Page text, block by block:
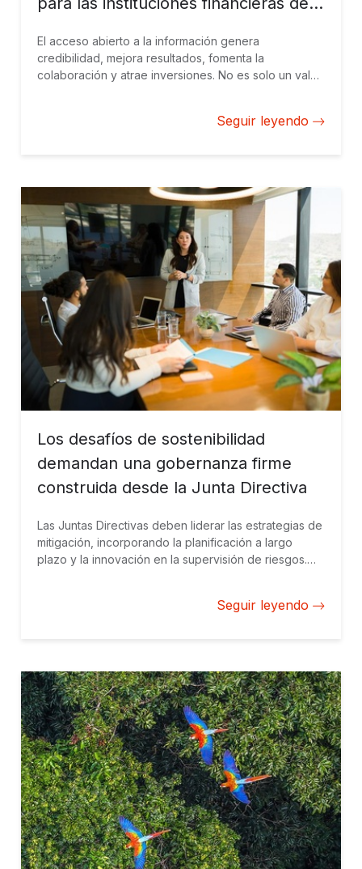
El acceso abierto a la información genera
credibilidad, mejora resultados, fomenta la
colaboración y atrae inversiones. No es solo un valor,
Seguir leyendo
Los desafíos de sostenibilidad
demandan una gobernanza firme
construida desde la Junta Directiva
Las Juntas Directivas deben liderar las estrategias de
mitigación, incorporando la planificación a largo
plazo y la innovación en la supervisión de riesgos.
oportunidad y ventaja competitiva en diversos
Seguir leyendo